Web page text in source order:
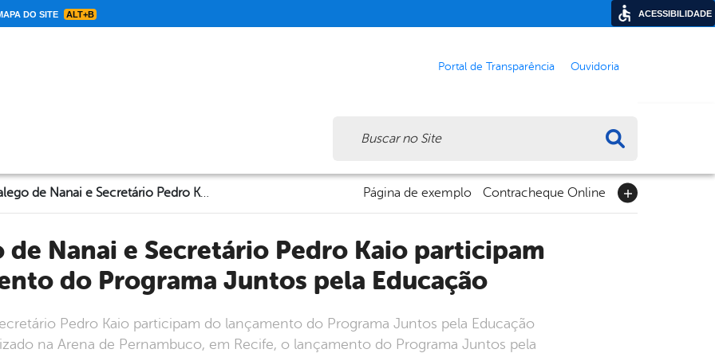
DO SITE ALT+B
Portal de Transparência Ouvidoria
Prefeito Galego de Nanai e Secretário Pedro Kaio participam do lançamento do Programa Juntos pela Educação Página de exemplo Contracheque Online
do Programa Juntos pela Educação
Pedro Kaio participam do lançamento do Programa Juntos pela Educação
na Arena de Pernambuco, em Recife, o lançamento do Programa Juntos pela
ACESSIBILIDADE